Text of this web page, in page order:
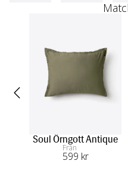
Soul Örngott Antique
Från
599 kr